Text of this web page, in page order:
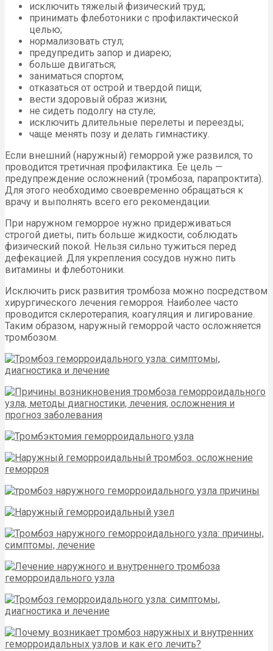
исключить тяжелый физический труд;
принимать флеботоники с профилактической
целью;
нормализовать стул;
предупредить запор и диарею;
больше двигаться;
заниматься спортом;
отказаться от острой и твердой пищи;
вести здоровый образ жизни;
не сидеть подолгу на стуле;
исключить длительные перелеты и переезды;
чаще менять позу и делать гимнастику.
Если внешний (наружный) геморрой уже развился, то
проводится третичная профилактика. Ее цель —
предупреждение осложнений (тромбоза, парапроктита).
Для этого необходимо своевременно обращаться к
врачу и выполнять всего его рекомендации.
При наружном геморрое нужно придерживаться
строгой диеты, пить больше жидкости, соблюдать
физический покой. Нельзя сильно тужиться перед
дефекацией. Для укрепления сосудов нужно пить
витамины и флеботоники.
Исключить риск развития тромбоза можно посредством
хирургического лечения геморроя. Наиболее часто
проводится склеротерапия, коагуляция и лигирование.
Таким образом, наружный геморрой часто осложняется
тромбозом.